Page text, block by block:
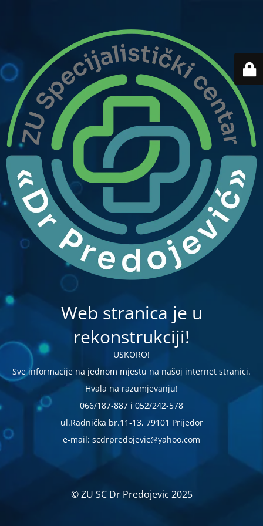
Web stranica je u
rekonstrukciji!
USKORO!
Sve informacije na jednom mjestu na našoj internet stranici.
Hvala na razumjevanju!
066/187-887 i 052/242-578
ul.Radnička br.11-13, 79101 Prijedor
e-mail: scdrpredojevic@yahoo.com
© ZU SC Dr Predojevic 2025